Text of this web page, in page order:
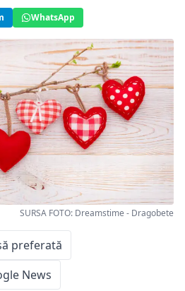
WhatsApp
SURSA FOTO: Dreamstime - Dragobete
preferată
News